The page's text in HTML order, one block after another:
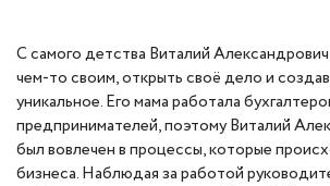
С самого детства Виталий
чем-то своим, открыть своё дело и
уникальное. Его мама работала
предпринимателей, поэтому Виталий
был вовлечен в процессы, которые
бизнеса. Наблюдая за работой